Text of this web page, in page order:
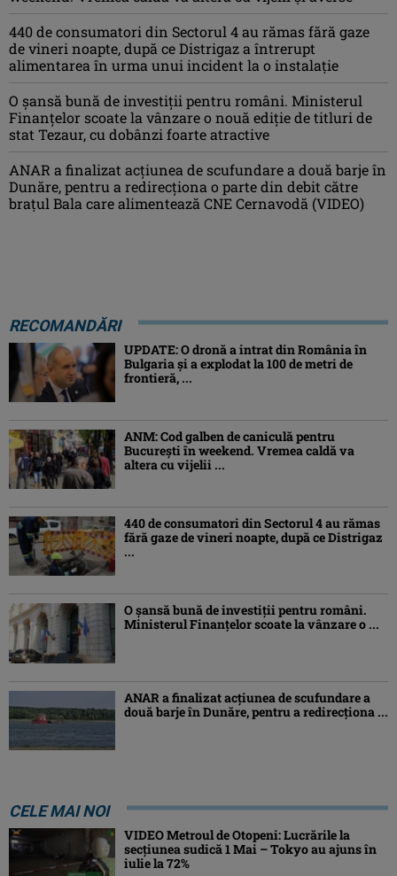
440 de consumatori din Sectorul 4 au rămas fără gaze
de vineri noapte, după ce Distrigaz a întrerupt
alimentarea în urma unui incident la o instalație
O șansă bună de investiții pentru români. Ministerul
Finanțelor scoate la vânzare o nouă ediție de titluri de
stat Tezaur, cu dobânzi foarte atractive
ANAR a finalizat acțiunea de scufundare a două barje în
Dunăre, pentru a redirecționa o parte din debit către
brațul Bala care alimentează CNE Cernavodă (VIDEO)
RECOMANDĂRI
UPDATE: O dronă a intrat din România în
Bulgaria şi a explodat la 100 de metri de
frontieră, ...
ANM: Cod galben de caniculă pentru
București în weekend. Vremea caldă va
altera cu vijelii ...
440 de consumatori din Sectorul 4 au rămas
fără gaze de vineri noapte, după ce Distrigaz
...
O șansă bună de investiții pentru români.
Ministerul Finanțelor scoate la vânzare o ...
ANAR a finalizat acțiunea de scufundare a
două barje în Dunăre, pentru a redirecționa ...
CELE MAI NOI
VIDEO Metroul de Otopeni: Lucrările la
secțiunea sudică 1 Mai – Tokyo au ajuns în
iulie la 72%